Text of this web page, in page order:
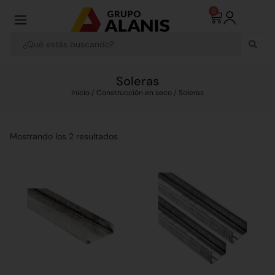
0
Soleras
Inicio / Construcción en seco / Soleras
Mostrando los 2 resultados